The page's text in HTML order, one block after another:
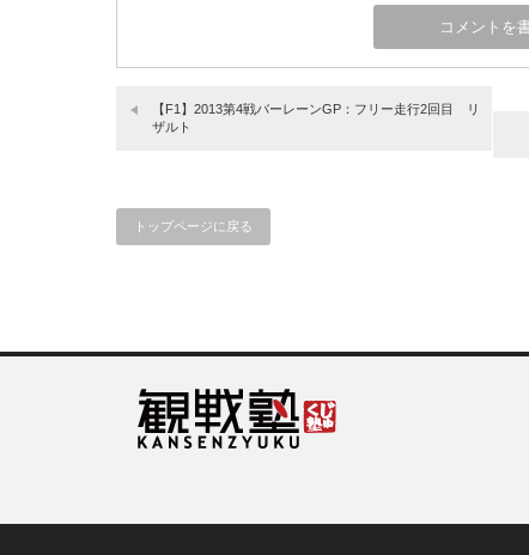
【F1】2013第4戦バーレーンGP：フリー走行2回目 リ
ザルト
トップページに戻る